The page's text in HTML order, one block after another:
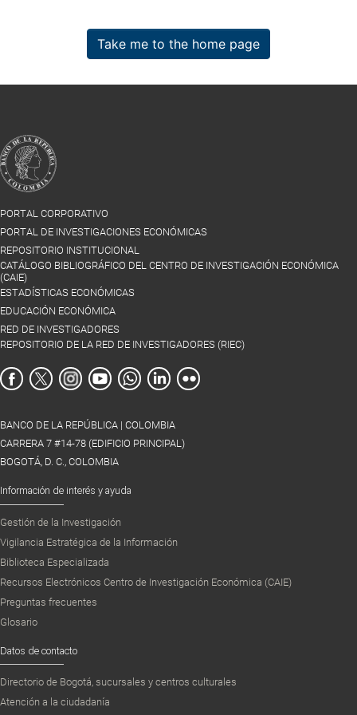
Take me to the home page
PORTAL CORPORATIVO
PORTAL DE INVESTIGACIONES ECONÓMICAS
REPOSITORIO INSTITUCIONAL
CATÁLOGO BIBLIOGRÁFICO DEL CENTRO DE INVESTIGACIÓN ECONÓMICA
(CAIE)
ESTADÍSTICAS ECONÓMICAS
EDUCACIÓN ECONÓMICA
RED DE INVESTIGADORES
REPOSITORIO DE LA RED DE INVESTIGADORES (RIEC)
BANCO DE LA REPÚBLICA | COLOMBIA
CARRERA 7 #14-78 (EDIFICIO PRINCIPAL)
BOGOTÁ, D. C., COLOMBIA
Información de interés y ayuda
Gestión de la Investigación
Vigilancia Estratégica de la Información
Biblioteca Especializada
Recursos Electrónicos Centro de Investigación Económica (CAIE)
Preguntas frecuentes
Glosario
Datos de contacto
Directorio de Bogotá, sucursales y centros culturales
Atención a la ciudadanía